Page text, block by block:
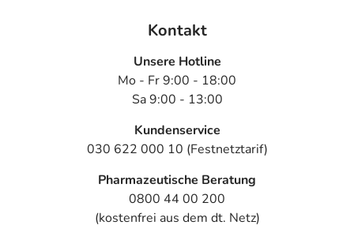
Kontakt
Unsere Hotline
Mo - Fr 9:00 - 18:00
Sa 9:00 - 13:00
Kundenservice
030 622 000 10 (Festnetztarif)
Pharmazeutische Beratung
0800 44 00 200
(kostenfrei aus dem dt. Netz)